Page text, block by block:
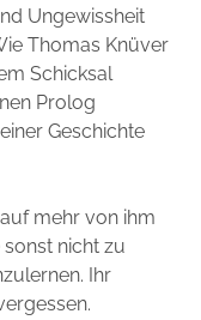
Ungewissheit
Thomas Knüver
Schicksal
Prolog
Geschichte
mehr von ihm
nicht zu
Ihr